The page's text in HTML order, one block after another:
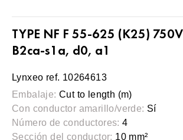
TYPE NF F 55-625 (K25)
B2ca-s1a, d0, a1
Lynxeo ref. 10264613
Embalaje: Cut to length (m)
Con conductor amarillo/verde: Sí
Número de conductores: 4
Sección del conductor: 10 mm²